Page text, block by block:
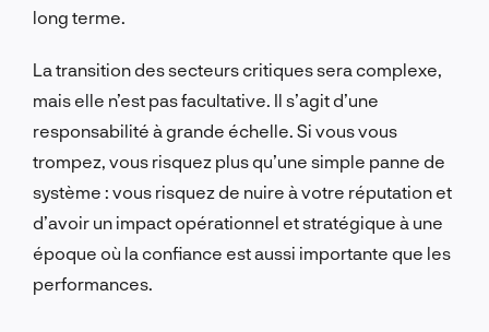
long terme.
La transition des secteurs critiques sera complexe,
mais elle n’est pas facultative. Il s’agit d’une
responsabilité à grande échelle. Si vous vous
trompez, vous risquez plus qu’une simple panne de
système : vous risquez de nuire à votre réputation et
d’avoir un impact opérationnel et stratégique à une
époque où la confiance est aussi importante que les
performances.